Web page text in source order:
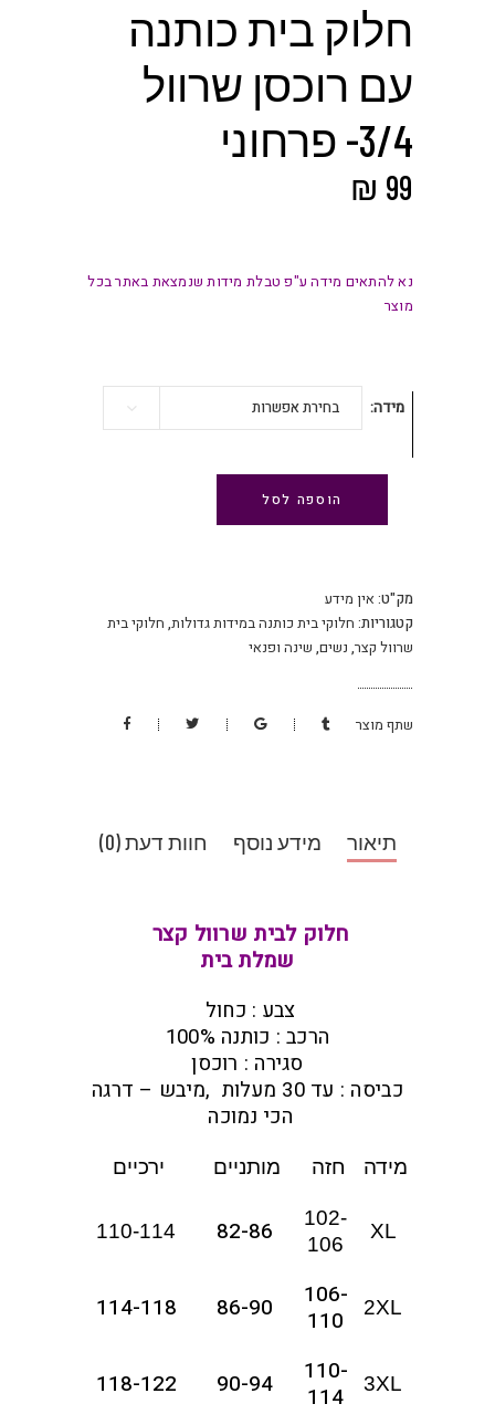
חלוק בית כותנה
עם רוכסן שרוול
3/4- פרחוני
₪ 99
נא להתאים מידה ע"פ טבלת מידות שנמצאת באתר בכל
מוצר
מידה בחירת אפשרות
הוספה לסל
מק"ט: אין מידע
קטגוריות: חלוקי בית כותנה במידות גדולות, חלוקי בית
שרוול קצר, נשים, שינה ופנאי
שתף מוצר
תיאור מידע נוסף חוות דעת (0)
חלוק לבית שרוול קצר
שמלת בית
צבע : כחול
הרכב : כותנה 100%
סגירה : רוכסן
כביסה : עד 30 מעלות ,מיבש – דרגה
הכי נמוכה
מידה חזה מותניים ירכיים
XL
102-
106
82-86
110-114
2XL
106-
110
86-90
114-118
3XL
110-
114
90-94
118-122